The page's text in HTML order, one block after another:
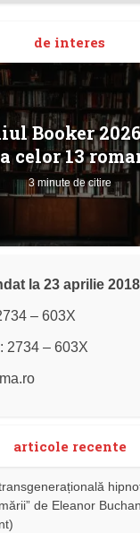
de interes
Booker
celor 13
3 minute de citire
la 23 aprilie 2018
– 603X
2734 – 603X
articole recente
de Eleanor